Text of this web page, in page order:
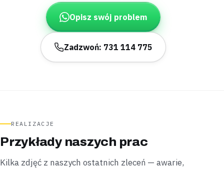
segment
„W segmencie wieczorem pękł wężyk pod zlewem i
woda zaczęła zalewać szafkę kuchenną.”
Zakręciliśmy zawór doprowadzający i wymieniliśmy wężyk
na nowy, wzmocniony —usterkę naprawiliśmy jeszcze
tego samego dnia.
„Właściciel bliźniaka zauważył wilgotną plamę na
suficie garażu, choć u sąsiadów nic nie
przeciekało.”
Geofonem i próbą ciśnieniową namierzyliśmy nieszczelne
podejście w ścianie działowej —przeciek znaleźliśmy w
Opisz swój problem
Zadzwoń: 731 114 775
REALIZACJE
Przykłady naszych prac
Kilka zdjęć z naszych ostatnich zleceń — awarie,